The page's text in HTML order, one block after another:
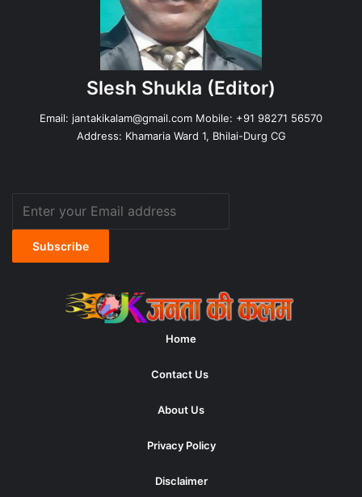
Slesh Shukla (Editor)
Email: jantakikalam@gmail.com Mobile: +91 98271 56570
Address: Khamaria Ward 1, Bhilai-Durg CG
your
Email
address
Home
Contact Us
About Us
Privacy Policy
Disclaimer